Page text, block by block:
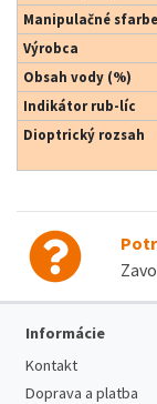
Manipulačné
Výrobca
Obsah vody (%)
Indikátor rub-líc
Dioptrický rozsah
Informácie
Kontakt
Doprava a platba